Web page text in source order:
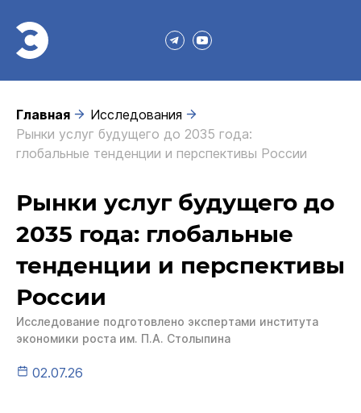
Главная
Исследования
Рынки услуг будущего до 2035 года:
глобальные тенденции и перспективы России
Рынки услуг будущего до
2035 года: глобальные
тенденции и перспективы
России
Исследование подготовлено экспертами института
экономики роста им. П.А. Столыпина
02.07.26